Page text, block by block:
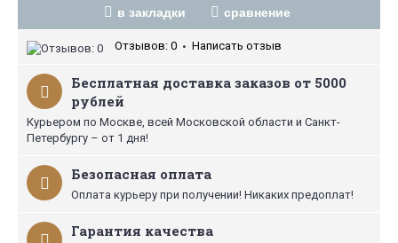
в закладки сравнение
Отзывов: 0 • Написать отзыв
Бесплатная доставка заказов от 5000
рублей
Курьером по Москве, всей Московской области и Санкт-
Петербургу – от 1 дня!
Безопасная оплата
Оплата курьеру при получении! Никаких предоплат!
Гарантия качества